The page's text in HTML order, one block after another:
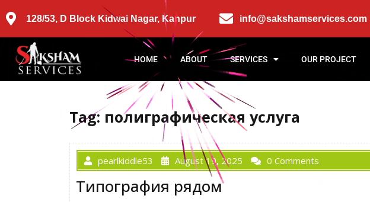
128/53, D Block Kidwai Nagar, Kanpur info@sakshamservices.com
HOME ABOUT SERVICES OUR PROJECT
Tag: полиграфическая услуга
pearlkiddle53 August 19, 2025 0 Comments
Типография рядом